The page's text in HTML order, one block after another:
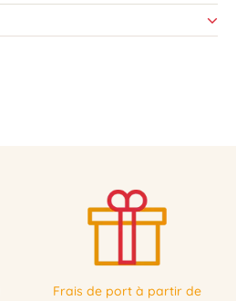
Frais de port à partir de